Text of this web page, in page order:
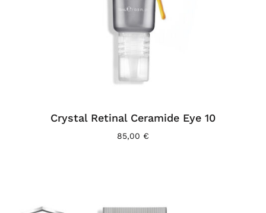
Crystal Retinal Ceramide Eye 10
85,00 €